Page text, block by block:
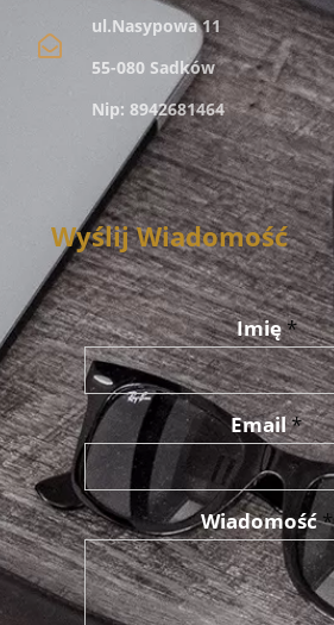
ul.Nasypowa 11
55-080 Sadków
Nip: 8942681464
Wyślij Wiadomość
Imię*
Email*
Wiadomość*